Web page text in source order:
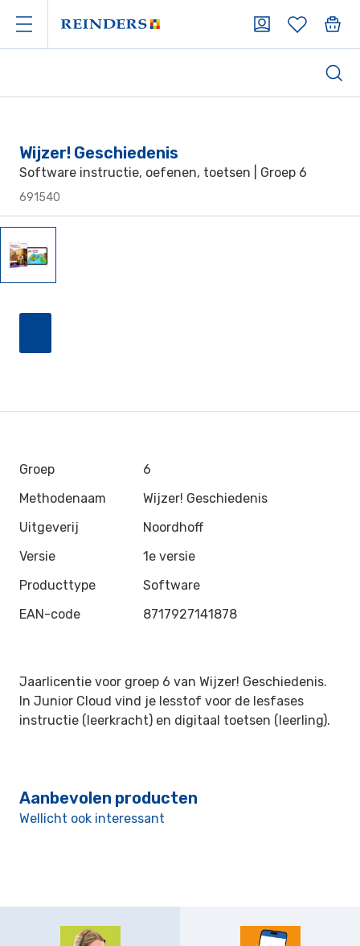
Wijzer! Geschiedenis
Software instructie, oefenen, toetsen | Groep 6
691540
Groep
6
Methodenaam
Wijzer! Geschiedenis
Uitgeverij
Noordhoff
Versie
1e versie
Producttype
Software
EAN-code
8717927141878
Jaarlicentie voor groep 6 van Wijzer! Geschiedenis.
In Junior Cloud vind je lesstof voor de lesfases
instructie (leerkracht) en digitaal toetsen (leerling).
Aanbevolen producten
Wellicht ook interessant